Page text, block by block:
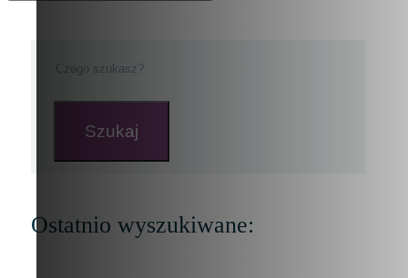
Szukaj
Ostatnio wyszukiwane: